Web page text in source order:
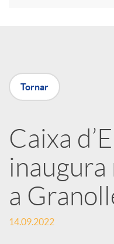
X
a
r
x
Tornar
Caixa
inaugura
a
14.09.2022